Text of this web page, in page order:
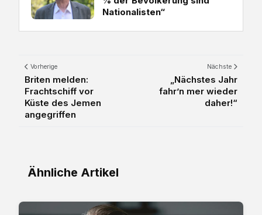
Nationalisten“
Vorherige
Briten melden:
Frachtschiff vor
Küste des Jemen
angegriffen
Nächste
„Nächstes Jahr
fahr’n mer wieder
daher!“
Ähnliche Artikel